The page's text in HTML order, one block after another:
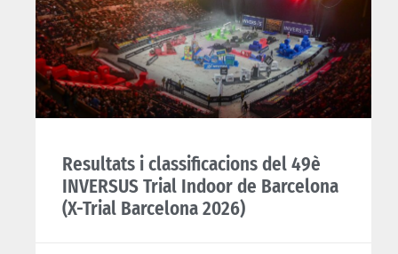
Resultats i classificacions del 49è
INVERSUS Trial Indoor de Barcelona
(X-Trial Barcelona 2026)